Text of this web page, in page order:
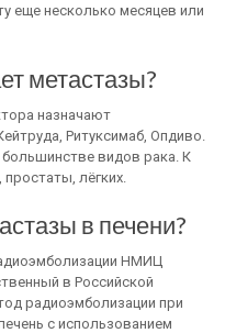
еще несколько месяцев или
метастазы?
назначают
Ритуксимаб, Опдиво.
видов рака. К
лёгких.
в печени?
НМИЦ
в Российской
радиоэмболизации при
с использованием